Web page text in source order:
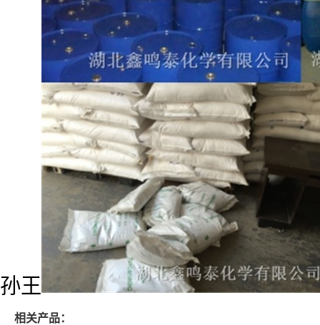
孙王
相关产品：